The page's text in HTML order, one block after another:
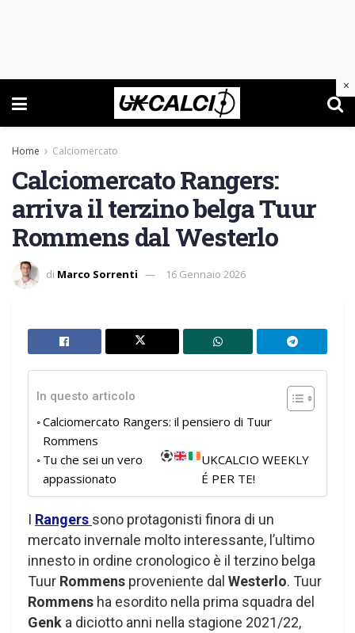
Home Calciomercato
Calciomercato Rangers:
arriva il terzino belga Tuur
Rommens dal Westerlo
di Marco Sorrenti 16 Gennaio 2026
In questo articolo
Calciomercato Rangers: il pensiero di Tuur
Rommens
Tu che sei un vero
appassionato
UKCALCIO WEEKLY
É PER TE!
I Rangers sono protagonisti finora di un
mercato invernale molto interessante, l’ultimo
innesto in ordine cronologico è il terzino belga
Tuur Rommens proveniente dal Westerlo. Tuur
Rommens ha esordito nella prima squadra del
Genk a diciotto anni nella stagione 2021/22,
×